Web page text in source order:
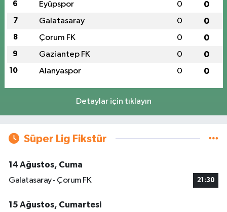
6 Eyüpspor 0 0
7 Galatasaray 0 0
8 Çorum FK 0 0
9 Gaziantep FK 0 0
10 Alanyaspor 0 0
Detaylar için tıklayın
Süper Lig Fikstür
14 Ağustos, Cuma
Galatasaray - Çorum FK
21:30
15 Ağustos, Cumartesi